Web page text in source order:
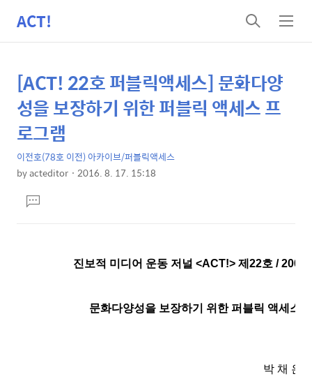
ACT!
검
색
메
뉴
상
세
컨
텐
츠
본
문
제
목
[ACT! 22호 퍼블릭액세스] 문화다양
성을 보장하기 위한 퍼블릭 액세스 프
로그램
이전호(78호 이전) 아카이브/퍼블릭액세스
byacteditor 2016. 8. 17. 15:18
문댓
글
진보적 미디어 운동 저널 <ACT!> 제22호 / 2005
문화다양성을 보장하기 위한 퍼블릭 액세스
박 채 은